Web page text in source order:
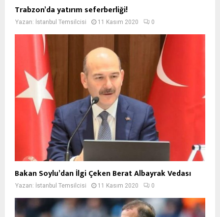
Trabzon’da yatırım seferberliği!
Yazan: İstanbul Temsilcisi 11 Kasım 2020 0
Bakan Soylu’dan İlgi Çeken Berat Albayrak Vedası
Yazan: İstanbul Temsilcisi 11 Kasım 2020 0